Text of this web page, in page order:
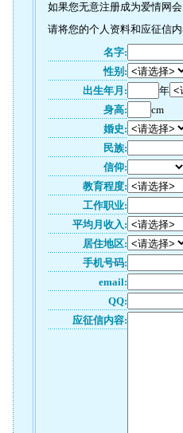
如果您无意注册成为爱情网
请将您的个人资料和应征信
名字:
性别:
出生年月:
年
身高:
cm
婚史:
民族:
信仰:
教育程度:
工作职业:
平均月收入:
居住地区:
手机号码:
email:
QQ:
应征信内容: